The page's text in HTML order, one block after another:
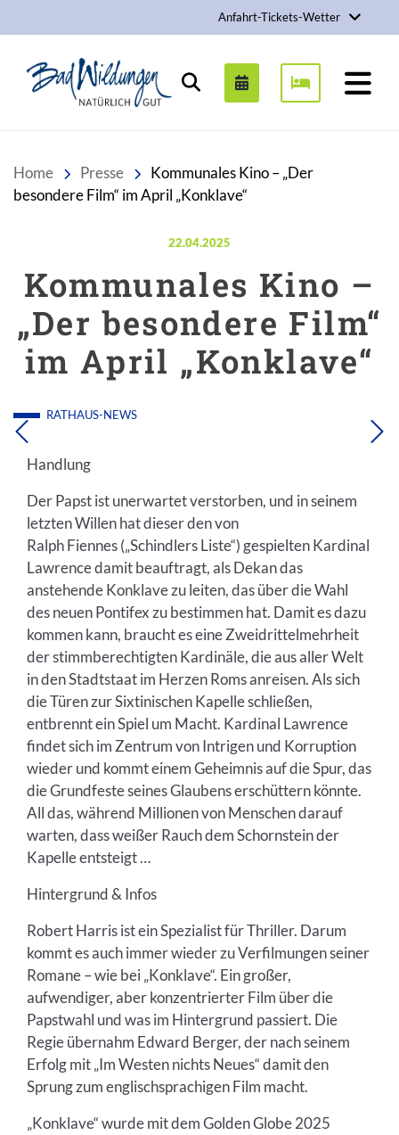
Anfahrt-Tickets-Wetter
Stadt Bad Wildungen
Suchen
Home Presse
Kommunales Kino – „Der
besondere Film“ im April „Konklave“
Veröffentlicht am:
22.04.2025
Kommunales Kino –
„Der besondere Film“
im April „Konklave“
RATHAUS-NEWS
Handlung
Der Papst ist unerwartet verstorben, und in seinem
letzten Willen hat dieser den von
Ralph Fiennes („Schindlers Liste“) gespielten Kardinal
Lawrence damit beauftragt, als Dekan das
anstehende Konklave zu leiten, das über die Wahl
des neuen Pontifex zu bestimmen hat. Damit es dazu
kommen kann, braucht es eine Zweidrittelmehrheit
der stimmberechtigten Kardinäle, die aus aller Welt
in den Stadtstaat im Herzen Roms anreisen. Als sich
die Türen zur Sixtinischen Kapelle schließen,
entbrennt ein Spiel um Macht. Kardinal Lawrence
findet sich im Zentrum von Intrigen und Korruption
wieder und kommt einem Geheimnis auf die Spur, das
die Grundfeste seines Glaubens erschüttern könnte.
All das, während Millionen von Menschen darauf
warten, dass weißer Rauch dem Schornstein der
Kapelle entsteigt …
Hintergrund & Infos
Robert Harris ist ein Spezialist für Thriller. Darum
kommt es auch immer wieder zu Verfilmungen seiner
Romane – wie bei „Konklave“. Ein großer,
aufwendiger, aber konzentrierter Film über die
Papstwahl und was im Hintergrund passiert. Die
Regie übernahm Edward Berger, der nach seinem
Erfolg mit „Im Westen nichts Neues“ damit den
Sprung zum englischsprachigen Film macht.
„Konklave“ wurde mit dem Golden Globe 2025